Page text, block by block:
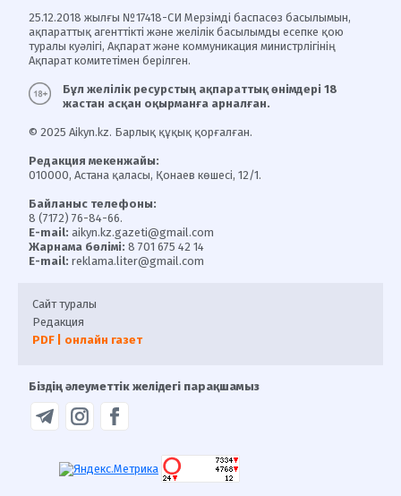
25.12.2018 жылғы №17418-СИ Мерзімді баспасөз басылымын,
ақпараттық агенттікті және желілік басылымды есепке қою
туралы куәлігі, Ақпарат және коммуникация министрлігінің
Ақпарат комитетімен берілген.
Бұл желілік ресурстың ақпараттық өнімдері 18
жастан асқан оқырманға арналған.
© 2025 Aikyn.kz. Барлық құқық қорғалған.
Редакция мекенжайы:
010000, Астана қаласы, Қонаев көшесі, 12/1.
Байланыс телефоны:
8 (7172) 76-84-66.
E-mail: aikyn.kz.gazeti@gmail.com
Жарнама бөлімі: 8 701 675 42 14
E-mail: reklama.liter@gmail.com
Сайт туралы
Редакция
PDF | онлайн газет
Біздің әлеуметтік желідегі парақшамыз